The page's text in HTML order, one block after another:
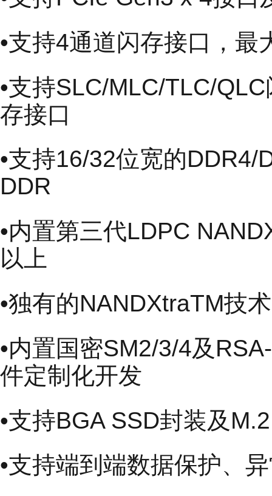
•支持4通道闪存接口，
•支持SLC/MLC/TLC/
存接口
•支持16/32位宽的
DDR
•内置第三代LDPC
以上
•独有的NANDXtraTM技
•内置国密SM2/3/4及
件定制化开发
•支持BGA SSD封装及
•支持端到端数据保护、